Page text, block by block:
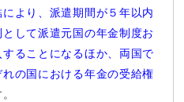
より、派遣期間が５年以内
して派遣元国の年金制度お
ることになるほか、両国で
の国における年金の受給権